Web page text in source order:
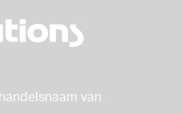
handelsnaam van